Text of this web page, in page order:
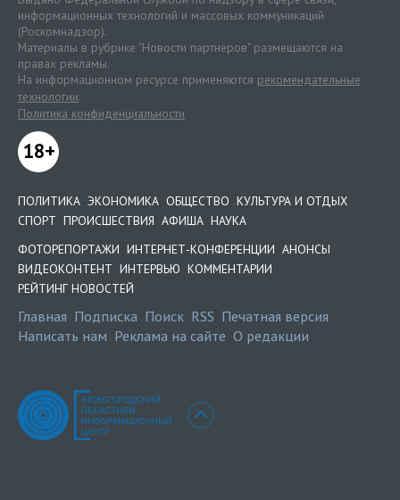
информационных технологий и массовых коммуникаций
(Роскомнадзор).
Материалы в рубрике "Новости партнеров" размещаются на
правах рекламы.
На информационном ресурсе применяются рекомендательные
технологии.
Политика конфиденциальности
18+
ПОЛИТИКА ЭКОНОМИКА ОБЩЕСТВО КУЛЬТУРА И ОТДЫХ
СПОРТ ПРОИСШЕСТВИЯ АФИША НАУКА
ФОТОРЕПОРТАЖИ ИНТЕРНЕТ-КОНФЕРЕНЦИИ АНОНСЫ
ВИДЕОКОНТЕНТ ИНТЕРВЬЮ КОММЕНТАРИИ
РЕЙТИНГ НОВОСТЕЙ
Главная Подписка Поиск RSS Печатная версия
Написать нам Реклама на сайте О редакции